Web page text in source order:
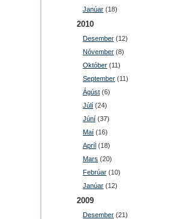
Janúar (18)
2010
Desember (12)
Nóvember (8)
Október (11)
September (11)
Ágúst (6)
Júlí (24)
Júní (37)
Maí (16)
Apríl (18)
Mars (20)
Febrúar (10)
Janúar (12)
2009
Desember (21)